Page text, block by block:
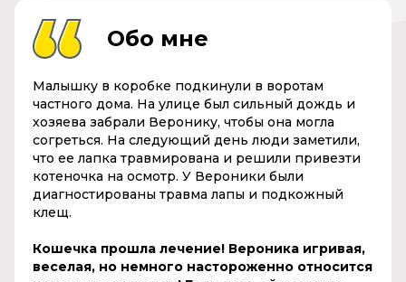
Обо мне
Малышку в коробке подкинули в воротам
частного дома. На улице был сильный дождь и
хозяева забрали Веронику, чтобы она могла
согреться. На следующий день люди заметили,
что ее лапка травмирована и решили привезти
котеночка на осмотр. У Вероники были
диагностированы травма лапы и подкожный
клещ.
Кошечка прошла лечение! Вероника игривая,
веселая, но немного настороженно относится